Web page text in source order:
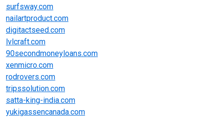
surfsway.com
nailartproduct.com
digitactseed.com
lvlcraft.com
90secondmoneyloans.com
xenmicro.com
rodrovers.com
tripssolution.com
satta-king-india.com
yukigassencanada.com